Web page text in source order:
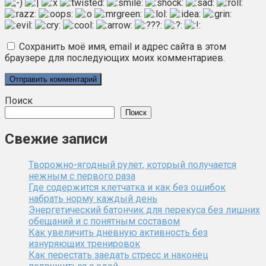
Сохранить моё имя, email и адрес сайта в этом
браузере для последующих моих комментариев.
Поиск
Поиск
Свежие записи
Творожно-ягодный рулет, который получается
нежным с первого раза
Где содержится клетчатка и как без ошибок
набрать норму каждый день
Энергетический батончик для перекуса без лишних
обещаний и с понятным составом
Как увеличить дневную активность без
изнуряющих тренировок
Как перестать заедать стресс и наконец